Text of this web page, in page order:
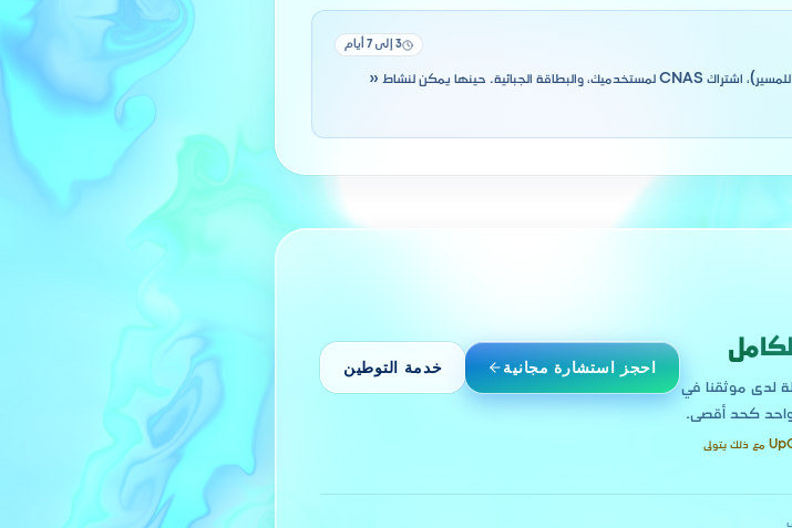
3 إلى 7 أيام
بسجلك التجاري، استخرج NIF (الضرائب)، NIS (CASNOS للمسير)، اشتراك CNAS لمستخدميك، والبطاقة الجبائية. حينها يمكن لنشاط «
لدى موثقنا في
هذا النشاط يتطلب محلاً مادياً (مثل البيع بالتجزئة، الإنتاج). UpGrowth Connect مع ذلك يتولى
احجز استشارة مجانية خدمة التوطين